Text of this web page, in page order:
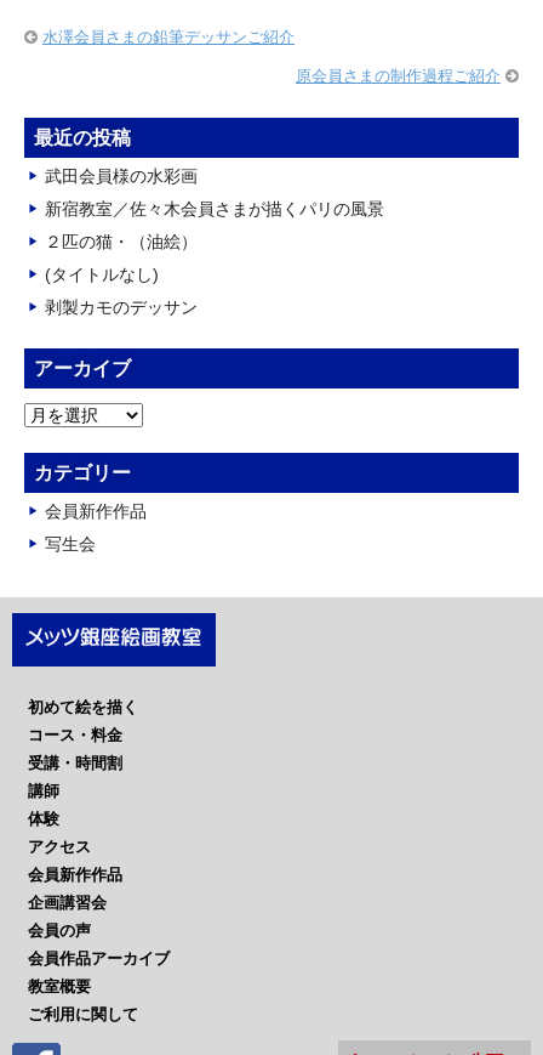
水澤会員さまの鉛筆デッサンご紹介
原会員さまの制作過程ご紹介
最近の投稿
武田会員様の水彩画
新宿教室／佐々木会員さまが描くパリの風景
２匹の猫・（油絵）
(タイトルなし)
剥製カモのデッサン
アーカイブ
ア
カ
イ
ブ
カテゴリー
会員新作作品
写生会
初めて絵を描く
コース・料金
受講・時間割
講師
体験
アクセス
会員新作作品
企画講習会
会員の声
会員作品アーカイブ
教室概要
ご利用に関して